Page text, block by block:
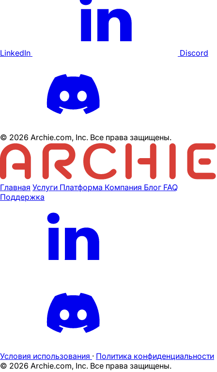
LinkedIn Discord
© 2026 Archie.com, Inc. Все права защищены.
Главная Услуги Платформа Компания Блог FAQ
Поддержка
Условия использования · Политика конфиденциальности
© 2026 Archie.com, Inc. Все права защищены.